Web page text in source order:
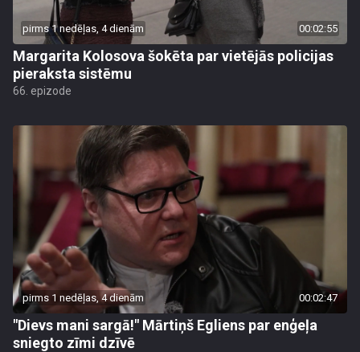
pirms 1 nedēļas, 4 dienām 00:02:55
Margarita Kolosova šokēta par vietējās policijas
pieraksta sistēmu
66. epizode
pirms 1 nedēļas, 4 dienām 00:02:47
"Dievs mani sargā!" Mārtiņš Egliens par enģeļa
sniegto zīmi dzīvē